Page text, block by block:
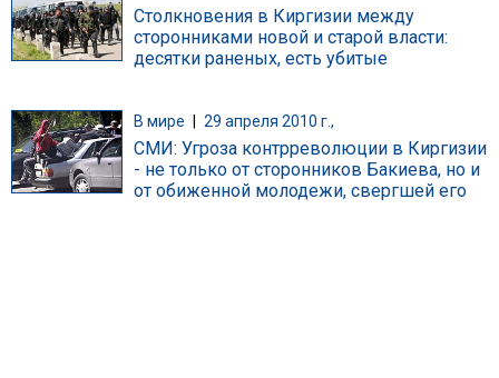
Столкновения в Киргизии между
сторонниками новой и старой власти:
десятки раненых, есть убитые
В мире 29 апреля 2010 г.,
СМИ: Угроза контрреволюции в Киргизии
- не только от сторонников Бакиева, но и
от обиженной молодежи, свергшей его